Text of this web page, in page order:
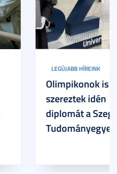
LEGÚJABB HÍREINK
Olimpikonok is
szereztek idén
diplomát a